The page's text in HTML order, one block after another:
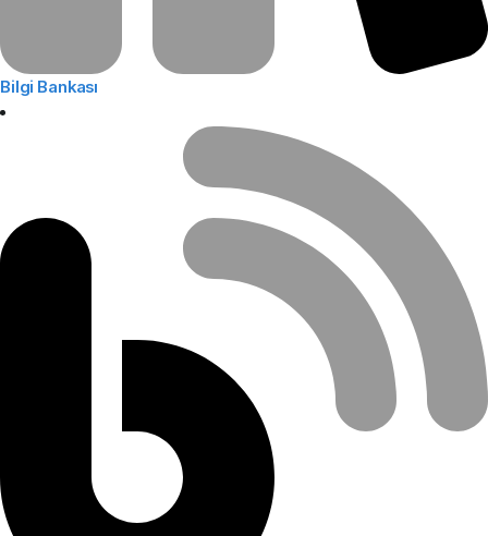
Bilgi Bankası